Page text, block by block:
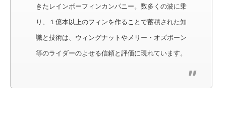
きたレインボーフィンカンパニー。数多くの波に乗
り、１億本以上のフィンを作ることで蓄積された知
識と技術は、ウィングナットやメリー・オズボーン
等のライダーのよせる信頼と評価に現れています。